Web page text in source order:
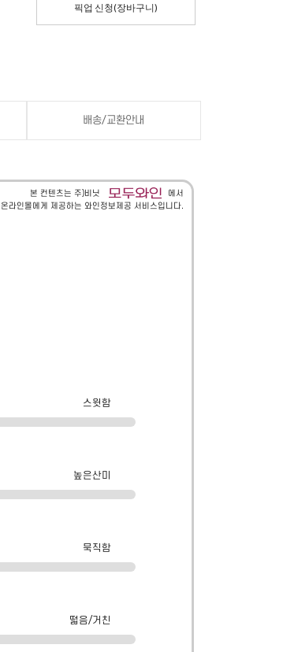
픽업 신청(장바구니)
배송/교환안내
본 컨텐츠는 주)비닛
에서
온라인몰에게 제공하는 와인정보제공 서비스입니다.
스윗함
높은산미
묵직함
떫음/거친